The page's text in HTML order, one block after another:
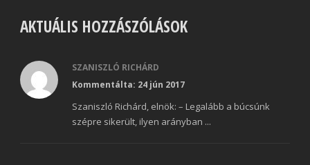
AKTUÁLIS HOZZÁSZÓLÁSOK
SZANISZLÓ RICHÁRD
Kommentálta: 24 jún 2017
Szaniszló Richárd, elnök: – Legalább a búcsúnk
szépre sikerült, ilyen arányban ...